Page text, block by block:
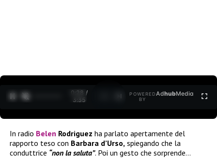
0:30 /
3:35
POWERED
BY
AdhubMedia
In radio Belen Rodriguez ha parlato apertamente del
rapporto teso con Barbara d’Urso, spiegando che la
conduttrice “non la saluta”. Poi un gesto che sorprende…